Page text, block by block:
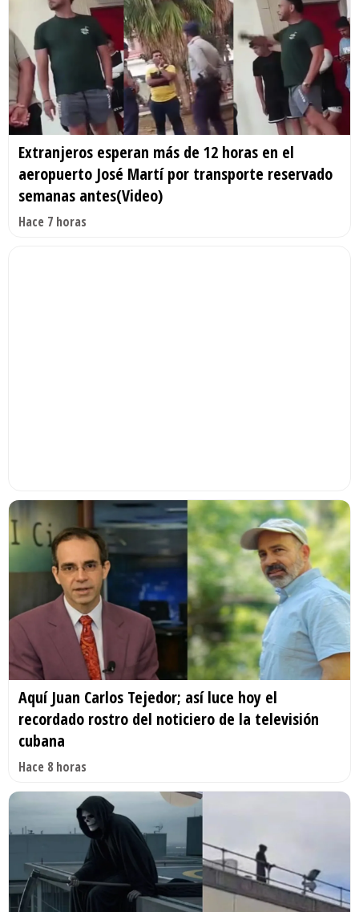
Extranjeros esperan más de 12 horas en el
aeropuerto José Martí por transporte reservado
semanas antes(Video)
Hace 7 horas
Aquí Juan Carlos Tejedor; así luce hoy el
recordado rostro del noticiero de la televisión
cubana
Hace 8 horas